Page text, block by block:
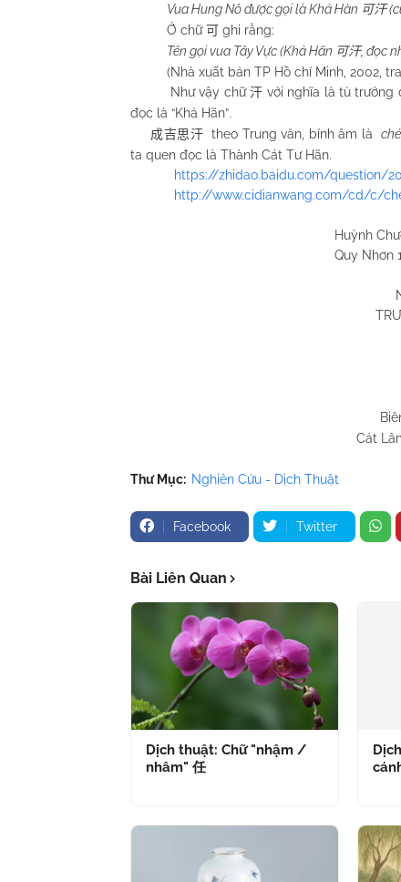
Vua Hung Nô được gọi là Khả Hàn 可汗
Ở chữ 可 ghi rằng:
Tên gọi vua Tây Vực (Khả Hãn 可汗, đọc
(Nhà xuất bản TP Hồ chí Minh, 2002,
Như vậy chữ 汗 với nghĩa là tù trưởng
đọc là “Khả Hãn”
成吉思汗 theo Trung văn, bính âm là
ta quen đọc là Thành Cát Tư Hãn.
https://zhidao.baidu.com/question/
http://www.cidianwang.com/cd/c/
Huỳnh Chương
Quy Nhơn 19/6/
Cát
Thư Mục: Nghiên Cứu - Dịch Thuật
Facebook Twitter
Bài Liên Quan
Dịch thuật: Chữ "nhậm /
nhâm" 任